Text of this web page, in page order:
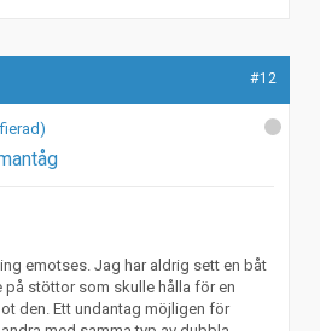
#12
emotses. Jag har aldrig sett en båt
stöttor som skulle hålla för en
den. Ett undantag möjligen för